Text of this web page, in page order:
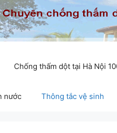
Chống thấm dột tại Hà Nội
nước Thông tắc vệ sinh